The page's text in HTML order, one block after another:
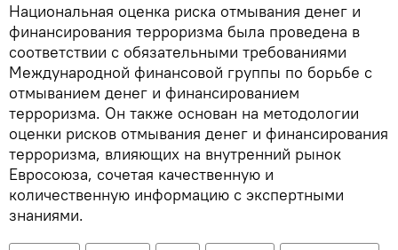
Национальная оценка риска отмывания денег и
финансирования терроризма была проведена в
соответствии с обязательными требованиями
Международной финансовой группы по борьбе с
отмыванием денег и финансированием
терроризма. Он также основан на методологии
оценки рисков отмывания денег и финансирования
терроризма, влияющих на внутренний рынок
Евросоюза, сочетая качественную и
количественную информацию с экспертными
знаниями.